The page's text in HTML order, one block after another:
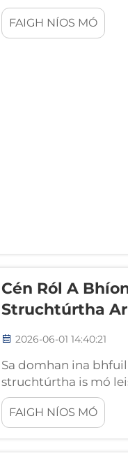
rialach a shuiteáil ag
Tá an teicneolaíocht
FAIGH NÍOS MÓ
Cén Ról A
Struchtúrtha Ar
2026-06-01 14:40:21
Sa domhan ina
struchtúrtha is mó
— beag i dtreo
suite ag an
FAIGH NÍOS MÓ